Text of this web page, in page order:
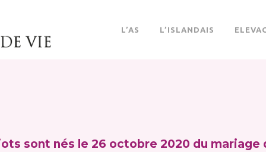
L’AS L’ISLANDAIS
sont nés le 26 octobre 2020 du mariage